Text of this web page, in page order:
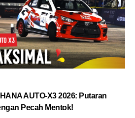
AUTO-X3 2026: Putaran
Pecah Mentok!